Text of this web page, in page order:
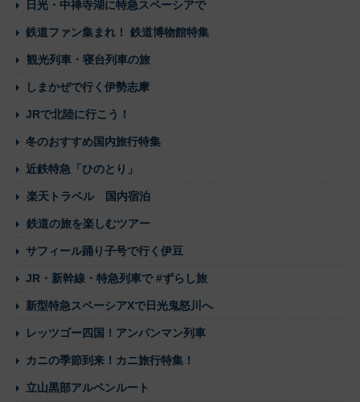
日光・中禅寺湖に特急スペーシアで
鉄道ファン集まれ！ 鉄道博物館特集
観光列車・寝台列車の旅
しまかぜで行く伊勢志摩
JRで北陸に行こう！
冬のおすすめ国内旅行特集
近鉄特急「ひのとり」
楽天トラベル 国内宿泊
鉄道の旅を楽しむツアー
サフィール踊り子号で行く伊豆
JR・新幹線・特急列車で #ずらし旅
新型特急スペーシアXで日光鬼怒川へ
レッツゴー四国！アンパンマン列車
カニの季節到来！カニ旅行特集！
立山黒部アルペンルート